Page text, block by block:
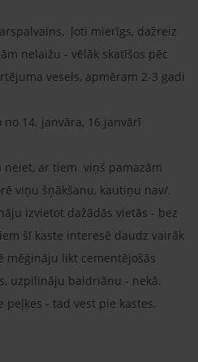
ļoti mierīgs, dažreiz
nelaižu - vēlāk skatīšos pēc
vesels, apmēram 2-3 gadi
14. janvāra, 16.janvārī
neiet, ar tiem viņš pamazām
viņu šņākšanu, kautiņu nav/.
izvietot dažādās vietās - bez
šī kaste interesē daudz vairāk
mēģināju likt cementējošās
uzpilināju baldriānu - nekā.
- tad vest pie kastes.